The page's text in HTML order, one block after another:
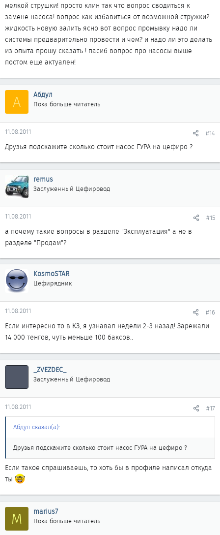
мелкой струшки! просто клин так что вопрос сводиться к
замене насоса! вопрос как избавиться от возможной стружки?
жидкость новую залить ясно вот вопрос промывку надо ли
системы предварительно провести и чем? и надо ли это делать
из опыта прошу сказать ! пасиб вопрос про насосы выше
постом еще актуален!
А Абдул
Пока больше читатель
11.08.2011 #14
Друзья подскажите сколько стоит насос ГУРА на цефиро ?
remus
Заслуженный Цефировод
11.08.2011 #15
а почему такие вопросы в разделе "Эксплуатация" а не в
разделе "Продам"?
KosmoSTAR
Цефирядник
11.08.2011 #16
Если интересно то в КЗ, я узнавал недели 2-3 назад! Зарежали
14 000 тенгов, чуть меньше 100 баксов..
_ZVEZDEC_
Заслуженный Цефировод
11.08.2011 #17
Абдул сказал(а):
Друзья подскажите сколько стоит насос ГУРА на цефиро ?
Если такое спрашиваешь, то хоть бы в профиле написал откуда
ты
M marius7
Пока больше читатель